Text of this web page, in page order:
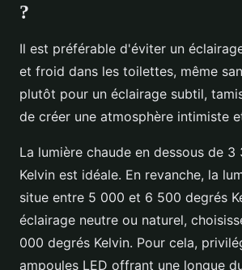
?
Il est préférable d'éviter un
et froid dans les toilettes, même
plutôt pour un éclairage subtil,
de créer une atmosphère intimiste
La lumière chaude en dessous de 3
Kelvin est idéale. En revanche, la
situe entre 5 000 et 6 500 degrés
éclairage neutre ou naturel,
000 degrés Kelvin. Pour cela,
ampoules LED offrant une longue